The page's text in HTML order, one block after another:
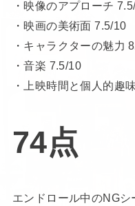
・映像のアプローチ
・映画の美術面 7.5/10
・キャラクターの魅力
・音楽 7.5/10
・上映時間と個人的趣
74点
エンドロール中のNG